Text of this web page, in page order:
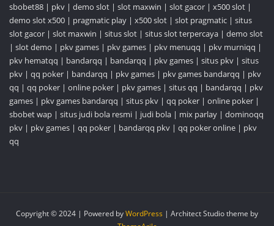
sbobet88 | pkv | demo slot | slot maxwin | slot gacor | x500 slot |
demo slot x500 | pragmatic play | x500 slot | slot pragmatic | situs
slot gacor | slot maxwin | situs slot | situs slot terpercaya | demo slot
| slot demo | pkv games | pkv games | pkv menuqq | pkv murniqq |
pkv hematqq | bandarqq | bandarqq | pkv games | situs pkv | situs
pkv | qq poker | bandarqq | pkv games | pkv games bandarqq | pkv
qq | qq poker | online poker | pkv games | situs qq | bandarqq | pkv
games | pkv games bandarqq | situs pkv | qq poker | online poker |
sbobet wap | situs judi bola resmi | judi bola | mix parlay | dominoqq
pkv | pkv games | qq poker | bandarqq pkv | qq poker online | pkv
qq
Copyright © 2024 | Powered byWordPress | Architect Studio theme by